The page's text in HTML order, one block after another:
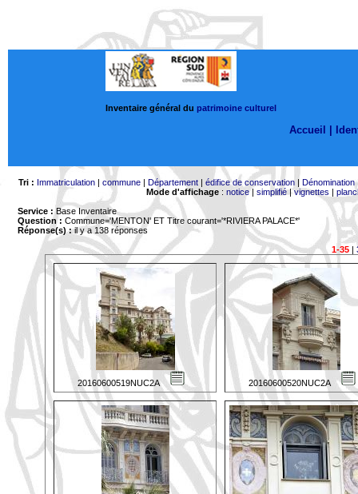
Inventaire général du patrimoine culturel
Accueil |
Tri : Immatriculation| commune| Département| édifice de conservation| Dénomination
Mode d'affichage: notice| simplifié|vignettes |
Service : Base Inventaire
Question : Commune='MENTON' ET Titre courant='*RIVIERA PALACE*'
Réponse(s) :il y a 138 réponses
1-35|
20160600519NUC2A 20160600520NUC2A